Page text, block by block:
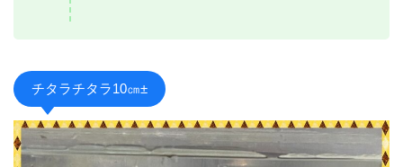
チタラチタラ10㎝±